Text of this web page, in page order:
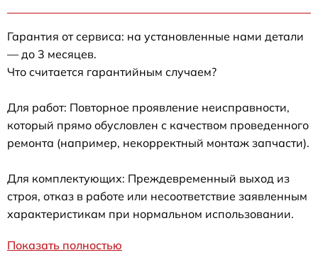
Гарантия от сервиса: на установленные нами детали
— до 3 месяцев.
Что считается гарантийным случаем?
Для работ: Повторное проявление неисправности,
который прямо обусловлен с качеством проведенного
ремонта (например, некорректный монтаж запчасти).
Для комплектующих: Преждевременный выход из
строя, отказ в работе или несоответствие заявленным
характеристикам при нормальном использовании.
Показать полностью